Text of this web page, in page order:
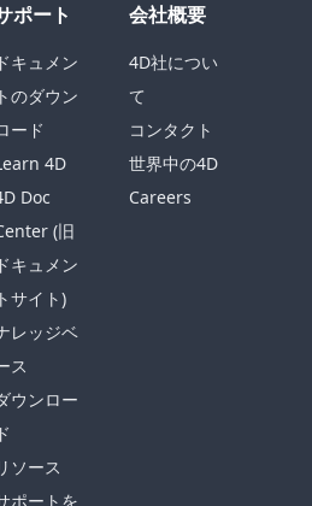
ポート
ドキュメン
トのダウン
ード
4D
Doc
(旧
ドキュメン
トサイト)
レッジベ
ス
ウンロー
ド
ソース
ポートを
会社概要
4D社につい
て
コンタクト
世界中の4D
Careers